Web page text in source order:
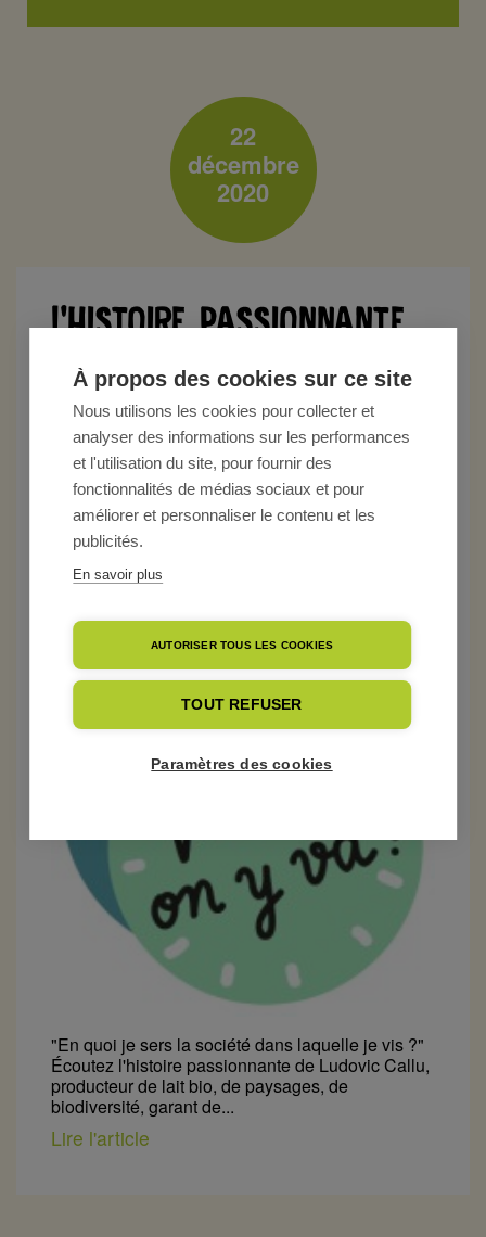
À propos des cookies sur ce site
Nous utilisons les cookies pour collecter et
analyser des informations sur les performances
et l'utilisation du site, pour fournir des
fonctionnalités de médias sociaux et pour
améliorer et personnaliser le contenu et les
publicités.
En savoir plus
AUTORISER TOUS LES COOKIES
TOUT REFUSER
Paramètres des cookies
22
décembre
2020
L’HISTOIRE PASSIONNANTE
DE LUDOVIC CALLU,
PRODUCTEUR EN LOIR-ET-
CHER. #PODCAST
Biodiversité
Histoire d'éleveuses et éleveurs
Podcast
"En quoi je sers la société dans laquelle je vis ?"
Écoutez l'histoire passionnante de Ludovic Callu,
producteur de lait bio, de paysages, de
biodiversité, garant de...
Lire l'article